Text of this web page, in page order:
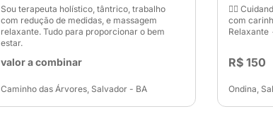
Sou terapeuta holístico, tântrico, trabalho
com redução de medidas, e massagem
relaxante. Tudo para proporcionar o bem
estar.
valor a combinar
Caminho das Árvores, Salvador - BA
💆‍♀️
com
Relaxante
R$ 150
Ondina,